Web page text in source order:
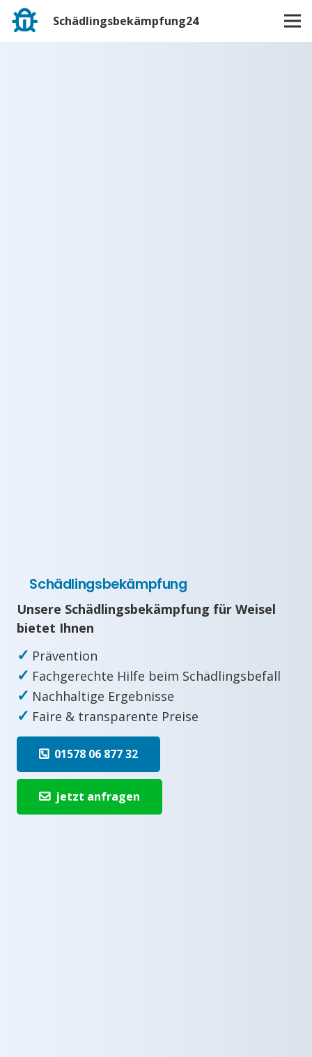
Schädlingsbekämpfung24
Schädlingsbekämpfung
Unsere Schädlingsbekämpfung für Weisel
bietet Ihnen
✓ Prävention
✓ Fachgerechte Hilfe beim Schädlingsbefall
✓ Nachhaltige Ergebnisse
✓ Faire & transparente Preise
01578 06 877 32
jetzt anfragen